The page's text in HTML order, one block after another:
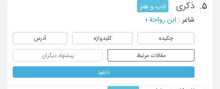
5. ذکری
ادب و هنر
شاعر : ابن رواحة ؛
چکیده کلیدواژه آدرس
مقالات مرتبط پیشنهاد دیگران
دانلود